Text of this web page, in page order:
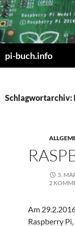
Zum
Inhalt
springen
pi-buch.info
Schlagwortarchiv:
3.
2
Am
Raspberry